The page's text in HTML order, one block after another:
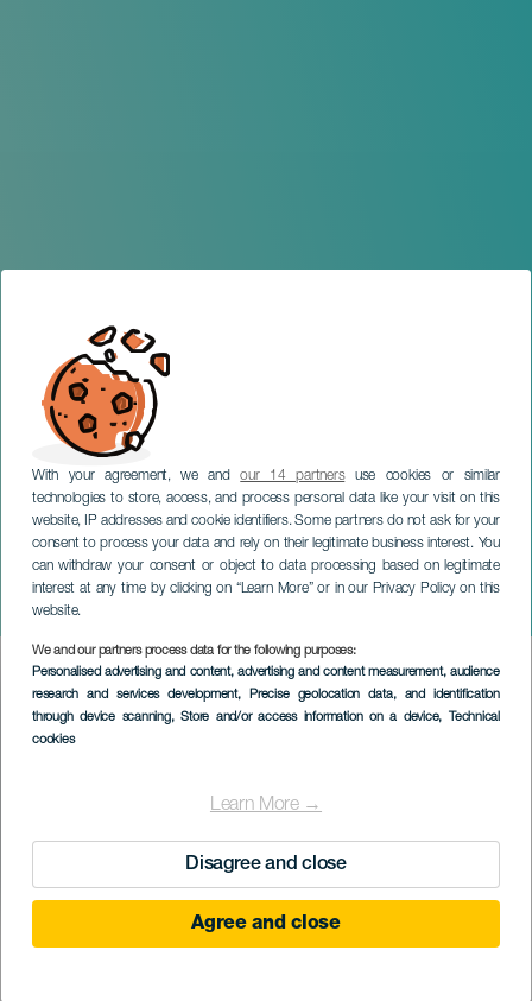
With your agreement, we andour 14 partnersuse cookies or similar
technologies to store, access, and process personal data like your visit on this
website, IP addresses and cookie identifiers. Some partners do not ask for your
consent to process your data and rely on their legitimate business interest. You
can withdraw your consent or object to data processing based on legitimate
interest at any time by clicking on “Learn More” or in our Privacy Policy on this
website.
We and our partners process data for the following purposes:
Personalised advertising and content, advertising and content measurement, audience
research and services development, Precise geolocation data, and identification
through device scanning, Store and/or access information on a device, Technical
cookies
Learn More →
Disagree and close
Agree and close
Figaro házassága
GRAN CANARIA
Imagen
Listado